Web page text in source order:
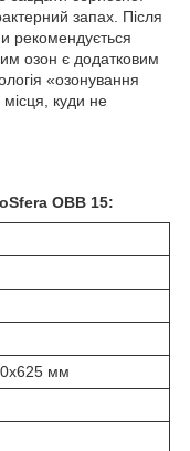
запах. Після
рекомендується
озон є додатковим
«озонування
куди не
OBB 15:
мм